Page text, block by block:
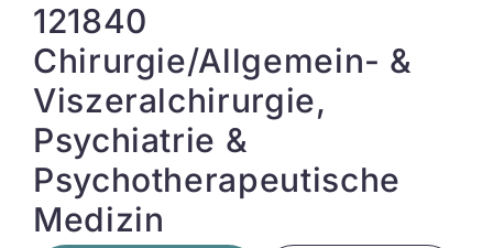
121840
Chirurgie/Allgemein- &
Viszeralchirurgie,
Psychiatrie &
Psychotherapeutische
Medizin